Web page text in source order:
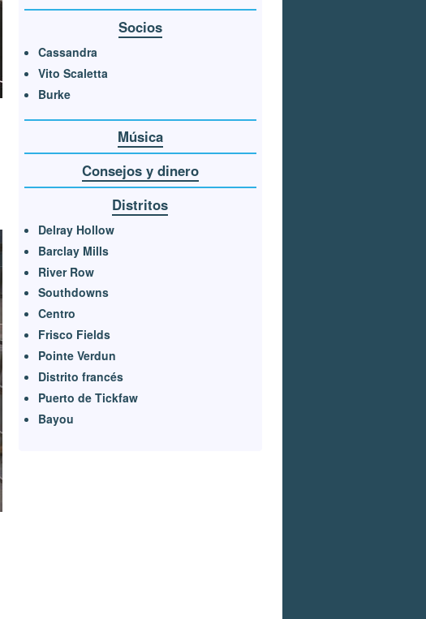
Socios
Cassandra
Vito Scaletta
Burke
Música
Consejos y dinero
Distritos
Delray Hollow
Barclay Mills
River Row
Southdowns
Centro
Frisco Fields
Pointe Verdun
Distrito francés
Puerto de Tickfaw
Bayou